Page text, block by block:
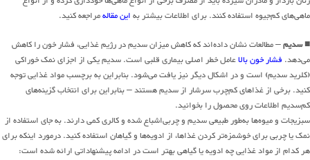
ماهی‌های کم‌جیوه استفاده کنند. برای اطلاعات بیشتر بهاین مقالهمراجعه کنید.
■ سدیم– مطالعات نشان داده‌اند که کاهش میزان سدیم در رژیم غذایی، فشار خون را کاهش
می‌دهد. فشار خون بالاعامل خطر اصلی بیماری قلبی است. سدیم یکی از اجزای نمک خوراکی
(کلرید سدیم) است و در اشکال دیگر نیز یافت می‌شود. بنابراین به برچسب مواد غذایی توجه
کنید. برخی از غذاهای کم‌چرب سرشار از سدیم هستند – بنابراین برای انتخاب گزینه‌های
کم‌سدیم اطلاعات روی محصول را بخوانید.
سبزیجات و میوه‌ها به‌طور طبیعی سدیم و چربی‌اشباع شده و کالری کمی دارند. به جای استفاده از
نمک یا چربی برای خوشمزه‌تر کردن غذاها، از ادویه‌ها و گیاهان استفاده کنید. درمورد اینکه برای
هر کدام از مواد غذایی چه ادویه یا گیاهی بهتر است در ادامه پیشنهاداتی ارائه شده است: